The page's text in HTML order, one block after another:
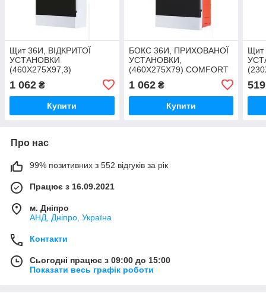
Щит 36И, ВІДКРИТОЇ
УСТАНОВКИ
(460X275X97,3)
1 062 ₴
Купити
БОКС 36И, ПРИХОВАНОЇ
УСТАНОВКИ,
(460X275X79) COMFORT
1 062₴
Купити
Щит
519
Про нас
99% позитивних з 552 відгуків за рік
Працює з 16.09.2021
м. Дніпро
АНД, Дніпро, Україна
Контакти
Сьогодні працює з 09:00 до 15:00
Показати весь графік роботи